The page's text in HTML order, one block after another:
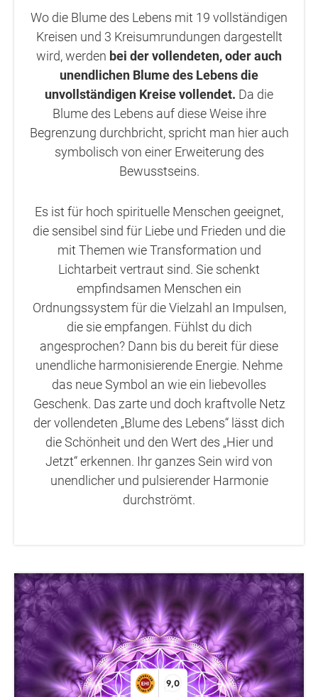
9,0
Wo die Blume des Lebens mit 19 vollständigen
Kreisen und 3 Kreisumrundungen dargestellt
wird, werden bei der vollendeten, oder auch
unendlichen Blume des Lebens die
unvollständigen Kreise vollendet. Da die
Blume des Lebens auf diese Weise ihre
Begrenzung durchbricht, spricht man hier auch
symbolisch von einer Erweiterung des
Bewusstseins.
Es ist für hoch spirituelle Menschen geeignet,
die sensibel sind für Liebe und Frieden und die
mit Themen wie Transformation und
Lichtarbeit vertraut sind. Sie schenkt
empfindsamen Menschen ein
Ordnungssystem für die Vielzahl an Impulsen,
die sie empfangen. Fühlst du dich
angesprochen? Dann bis du bereit für diese
unendliche harmonisierende Energie. Nehme
das neue Symbol an wie ein liebevolles
Geschenk. Das zarte und doch kraftvolle Netz
der vollendeten „Blume des Lebens“ lässt dich
die Schönheit und den Wert des „Hier und
Jetzt“ erkennen. Ihr ganzes Sein wird von
unendlicher und pulsierender Harmonie
durchströmt.